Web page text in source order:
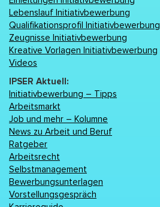
Lebenslаuf Initiativbewerbung
Qualifikationsprofil Initiativbewerbung
Zeugnisse Initiativbewerbung
Kreative Vorlagen Initiativbewerbung
Videos
IPSER Aktuell:
Initiativbewerbung – Tipps
Arbeitsmarkt
Job und mehr – Kolumne
News zu Arbeit und Beruf
Ratgeber
Arbeitsrecht
Selbstmanagement
Bewerbungsunterlagen
Vorstellungsgespräch